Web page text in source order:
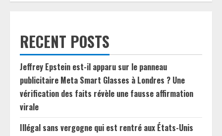
RECENT POSTS
Jeffrey Epstein est-il apparu sur le panneau
publicitaire Meta Smart Glasses à Londres ? Une
vérification des faits révèle une fausse affirmation
virale
Illégal sans vergogne qui est rentré aux États-Unis